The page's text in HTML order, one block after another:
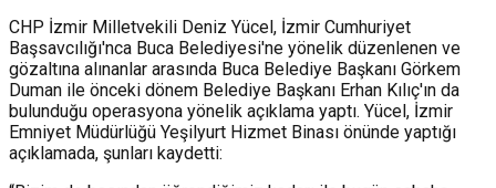
CHP İzmir Milletvekili Deniz Yücel, İzmir Cumhuriyet
Başsavcılığı'nca Buca Belediyesi'ne yönelik düzenlenen ve
gözaltına alınanlar arasında Buca Belediye Başkanı Görkem
Duman ile önceki dönem Belediye Başkanı Erhan Kılıç'ın da
bulunduğu operasyona yönelik açıklama yaptı. Yücel, İzmir
Emniyet Müdürlüğü Yeşilyurt Hizmet Binası önünde yaptığı
açıklamada, şunları kaydetti: